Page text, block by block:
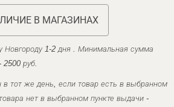
В МАГАЗИНАХ
Новгороду 1-2 дня . Минимальная сумма
2500 руб.
тот же день, если товар есть в выбранном
нет в выбранном пункте выдачи -